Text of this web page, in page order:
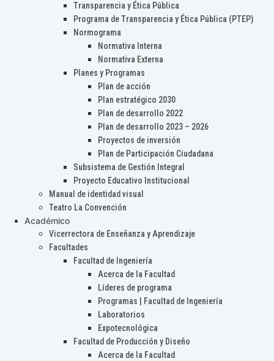
Transparencia y Ética Pública
Programa de Transparencia y Ética Pública (PTEP)
Normograma
Normativa Interna
Normativa Externa
Planes y Programas
Plan de acción
Plan estratégico 2030
Plan de desarrollo 2022
Plan de desarrollo 2023 – 2026
Proyectos de inversión
Plan de Participación Ciudadana
Subsistema de Gestión Integral
Proyecto Educativo Institucional
Manual de identidad visual
Teatro La Convención
Académico
Vicerrectora de Enseñanza y Aprendizaje
Facultades
Facultad de Ingeniería
Acerca de la Facultad
Líderes de programa
Programas | Facultad de Ingeniería
Laboratorios
Expotecnológica
Facultad de Producción y Diseño
Acerca de la Facultad